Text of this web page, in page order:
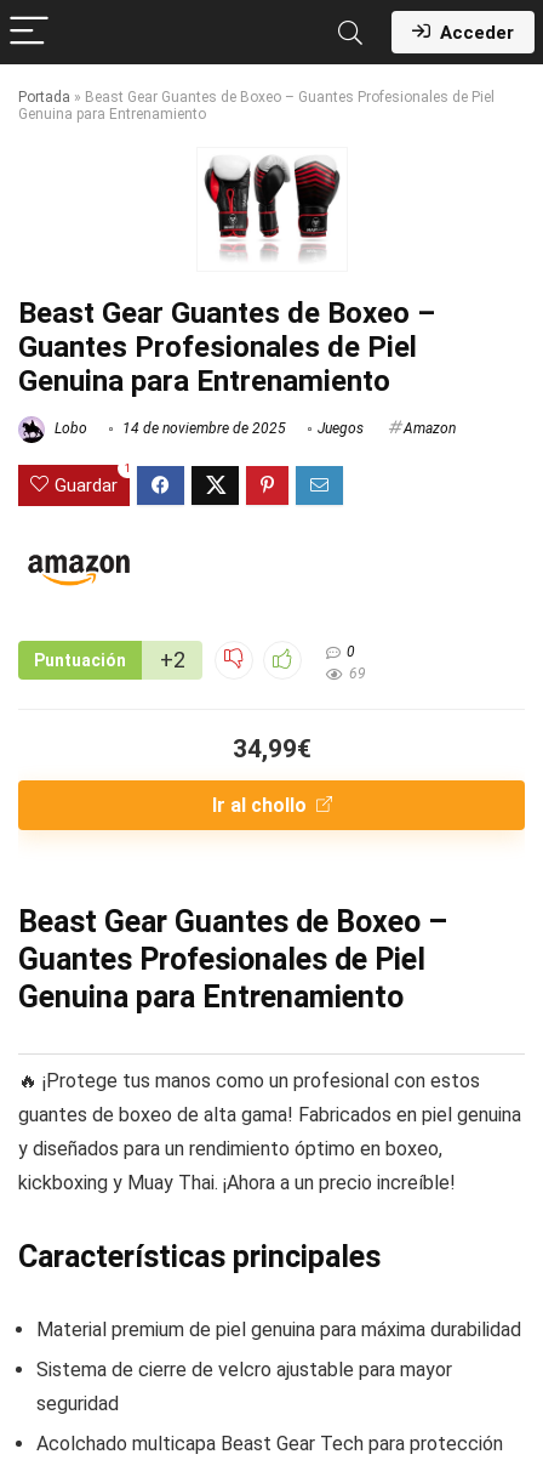
Acceder
Portada » Beast Gear Guantes de Boxeo – Guantes Profesionales de Piel
Genuina para Entrenamiento
Beast Gear Guantes de Boxeo –
Guantes Profesionales de Piel
Genuina para Entrenamiento
Lobo 14 de noviembre de 2025 Juegos Amazon
Guardar
1
Puntuación +2
0
69
34,99€
Ir al chollo
Beast Gear Guantes de Boxeo –
Guantes Profesionales de Piel
Genuina para Entrenamiento
🔥 ¡Protege tus manos como un profesional con estos
guantes de boxeo de alta gama! Fabricados en piel genuina
y diseñados para un rendimiento óptimo en boxeo,
kickboxing y Muay Thai. ¡Ahora a un precio increíble!
Características principales
Material premium de piel genuina para máxima durabilidad
Sistema de cierre de velcro ajustable para mayor
seguridad
Acolchado multicapa Beast Gear Tech para protección